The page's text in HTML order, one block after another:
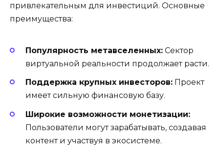
привлекательным для инвестиций. Основные
преимущества:
Популярность метавселенных: Сектор
виртуальной реальности продолжает расти.
Поддержка крупных инвесторов: Проект
имеет сильную финансовую базу.
Широкие возможности монетизации:
Пользователи могут зарабатывать, создавая
контент и участвуя в экосистеме.